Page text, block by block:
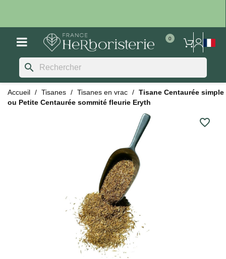
search
Accueil Tisanes Tisanes en vrac
Tisane Centaurée simple
ou Petite Centaurée sommité fleurie Eryth
favorite_border